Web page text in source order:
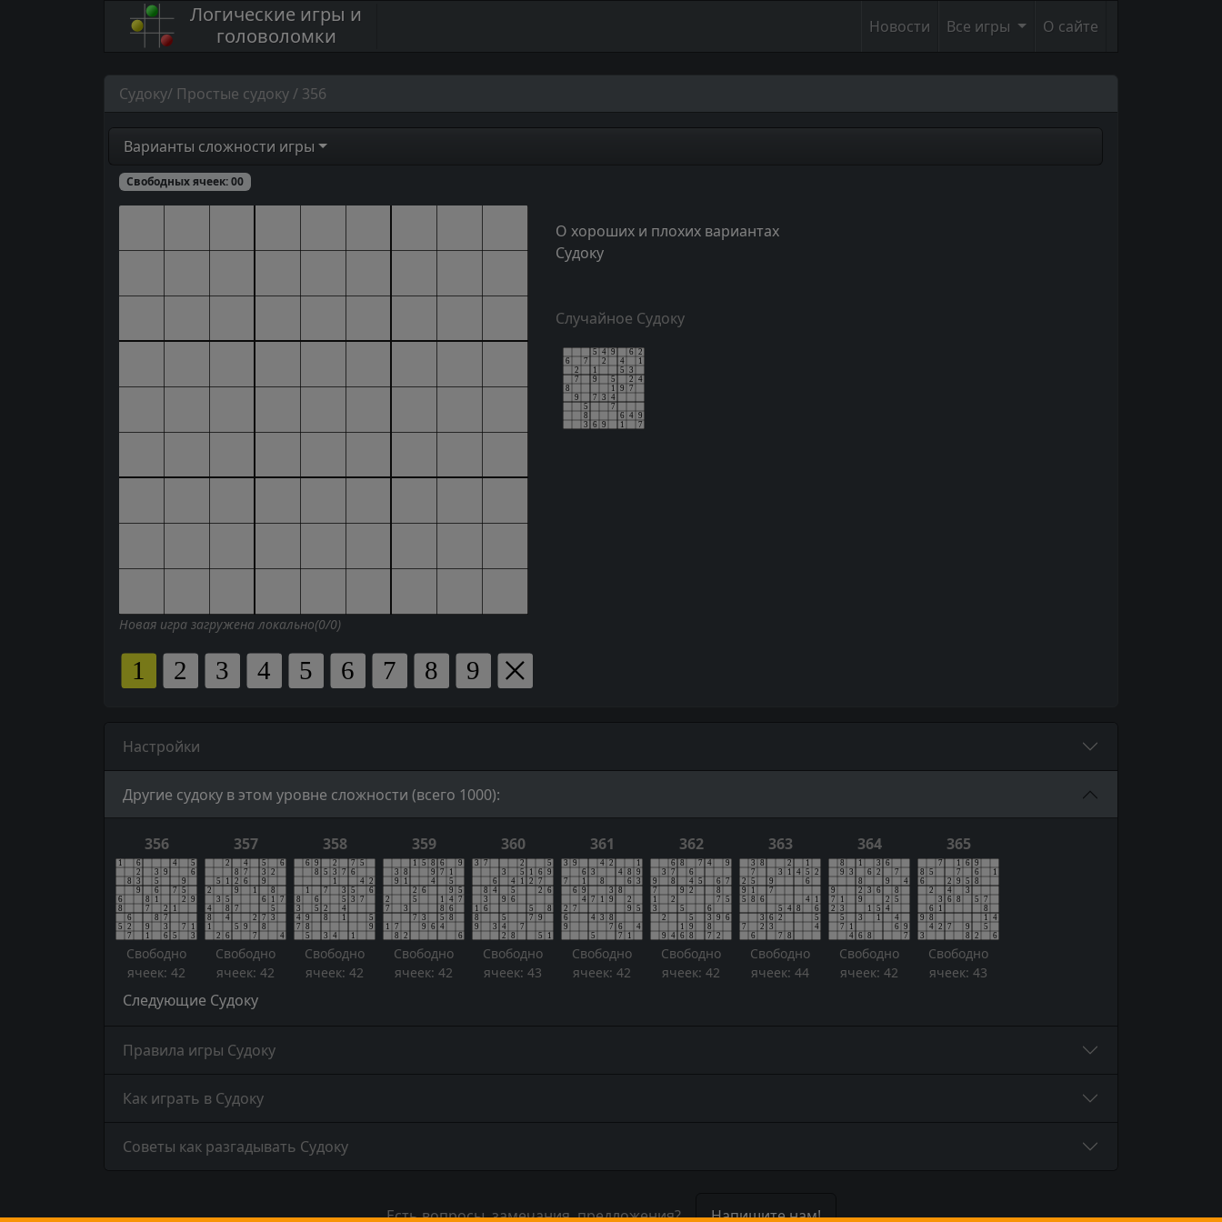
Логические игры и
головоломки
Новости Все игры О сайте
Судоку/ Простые судоку / 356
Варианты сложности игры
Свободных ячеек:00
Новая игра загружена локально(0/0)
О хороших и плохих вариантах
Судоку
Случайное Судоку
Настройки
Другие судоку в этом уровне сложности (всего 1000):
356
Свободно
ячеек: 42
357
Свободно
ячеек: 42
358
Свободно
ячеек: 42
359
Свободно
ячеек: 42
360
Свободно
ячеек: 43
361
Свободно
ячеек: 42
362
Свободно
ячеек: 42
363
Свободно
ячеек: 44
364
Свободно
ячеек: 42
365
Свободно
ячеек: 43
Следующие Судоку
Правила игры Судоку
Как играть в Судоку
Советы как разгадывать Судоку
Есть вопросы, замечания, предложения? Напишите нам!